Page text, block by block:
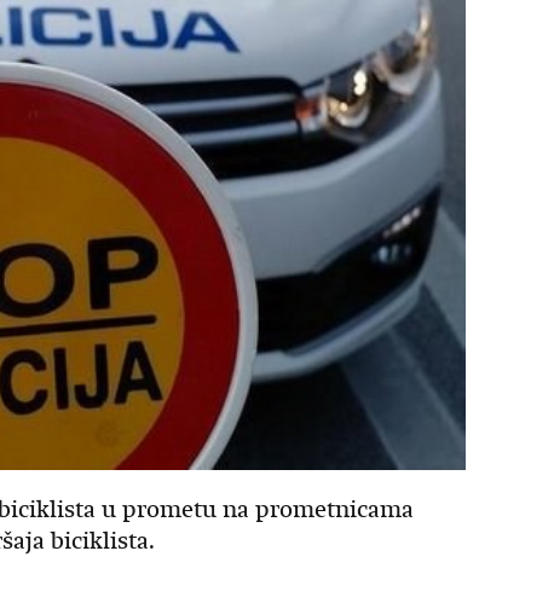
u prometu na prometnicama
biciklista.